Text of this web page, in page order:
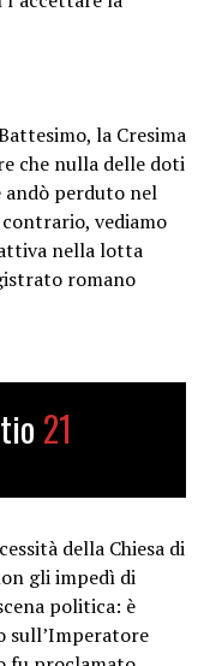
la Cresima
che nulla delle doti
perduto nel
vediamo
nella lotta
romano
21
della Chiesa di
gli impedì di
politica: è
sull’Imperatore